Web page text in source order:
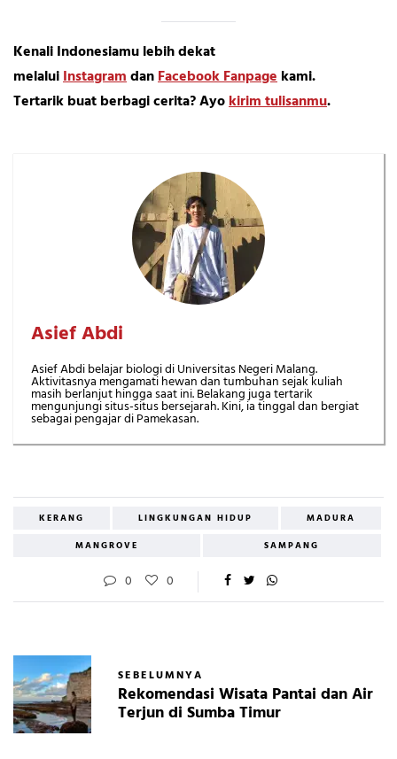
Kenali Indonesiamu lebih dekat
melaluiInstagramdanFacebook Fanpagekami.
Tertarik buat berbagi cerita? Ayokirim tulisanmu.
Asief Abdi
Asief Abdi belajar biologi di Universitas Negeri Malang.
Aktivitasnya mengamati hewan dan tumbuhan sejak kuliah
masih berlanjut hingga saat ini. Belakang juga tertarik
mengunjungi situs-situs bersejarah. Kini, ia tinggal dan bergiat
sebagai pengajar di Pamekasan.
KERANG LINGKUNGAN HIDUP
MADURA
MANGROVE
SAMPANG
0 0
SEBELUMNYA
Rekomendasi Wisata Pantai dan Air
Terjun di Sumba Timur